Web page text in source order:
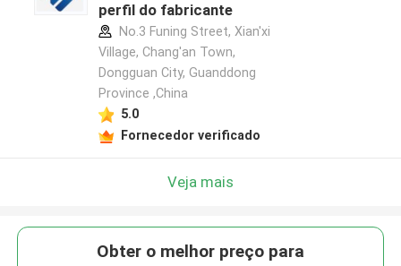
perfil do fabricante
No.3 Funing Street, Xian'xi
Village, Chang'an Town,
Dongguan City, Guanddong
Province ,China
5.0
Fornecedor verificado
Veja mais
Obter o melhor preço para